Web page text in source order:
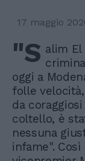
17 maggio
"S alim El
oggi a
folle
da
coltello, è
nessuna
infame".